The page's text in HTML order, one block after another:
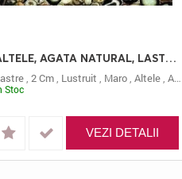
ALTELE, AGATA NATURAL, LASTRE, 2, LUSTRUIT
2 Cm Lustruit Maro Altele Agata Natural
Stoc
VEZI DETALII